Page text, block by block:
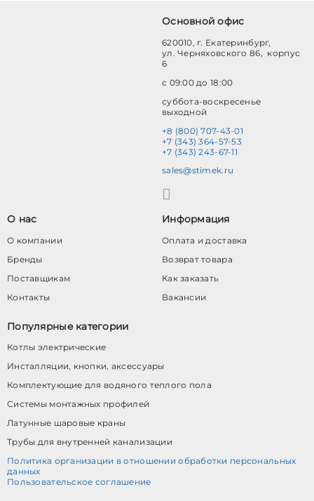
Основной офис
620010, г. Екатеринбург,
ул. Черняховского 86, корпус
6
с 09:00 до 18:00
суббота-воскресенье
выходной
+8 (800) 707-43-01
+7 (343) 364-57-53
+7 (343) 243-67-11
sales@stimek.ru
О нас
О компании
Бренды
Поставщикам
Контакты
Информация
Оплата и доставка
Возврат товара
Как заказать
Вакансии
Популярные категории
Котлы электрические
Инсталляции, кнопки, аксессуары
Комплектующие для водяного теплого пола
Системы монтажных профилей
Латунные шаровые краны
Трубы для внутренней канализации
Политика организации в отношении обработки персональных
данных
Пользовательское соглашение